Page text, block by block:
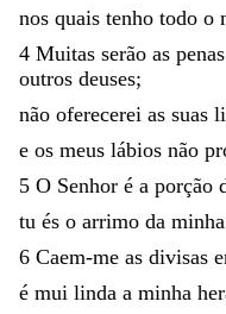
nos quais tenho todo o
4 Muitas serão as penas
outros deuses;
não oferecerei as suas
e os meus lábios não
5 O Senhor é a porção
tu és o arrimo da minha
6 Caem-me as divisas
é mui linda a minha